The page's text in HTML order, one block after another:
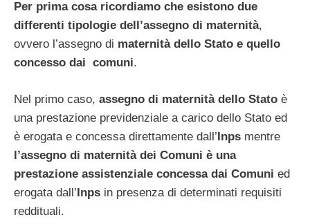
Per prima cosa ricordiamo che esistono due
differenti tipologie dell’assegno di maternità,
ovvero l’assegno di maternità dello Stato e quello
concesso dai comuni.
Nel primo caso, assegno di maternità dello Stato è
una prestazione previdenziale a carico dello Stato ed
è erogata e concessa direttamente dall’Inps mentre
l’assegno di maternità dei Comuni è una
prestazione assistenziale concessa dai Comuni ed
erogata dall’Inps in presenza di determinati requisiti
reddituali.